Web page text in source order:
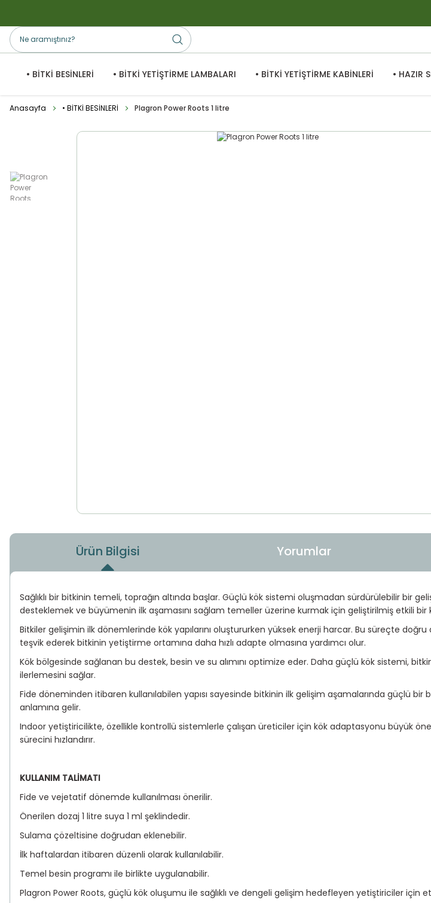
• BİTKİ BESİNLERİ • BİTKİ YETİŞTİRME LAMBALARI • BİTKİ YETİŞTİRME KABİNLERİ • HAZIR
Anasayfa • BİTKİ BESİNLERİ Plagron Power Roots 1 litre
Ürün Bilgisi Yorumlar
Sağlıklı bir bitkinin temeli, toprağın altında başlar. Güçlü kök sistemi oluşmadan sürdürülebilir bir
desteklemek ve büyümenin ilk aşamasını sağlam temeller üzerine kurmak için geliştirilmiş etkili bir
Bitkiler gelişimin ilk dönemlerinde kök yapılarını oluştururken yüksek enerji harcar. Bu süreçte
teşvik ederek bitkinin yetiştirme ortamına daha hızlı adapte olmasına yardımcı olur.
Kök bölgesinde sağlanan bu destek, besin ve su alımını optimize eder. Daha güçlü kök sistemi,
ilerlemesini sağlar.
Fide döneminden itibaren kullanılabilen yapısı sayesinde bitkinin ilk gelişim aşamalarında güçlü
anlamına gelir.
Indoor yetiştiricilikte, özellikle kontrollü sistemlerle çalışan üreticiler için kök adaptasyonu büyük
sürecini hızlandırır.
KULLANIM TALİMATI
Fide ve vejetatif dönemde kullanılması önerilir.
Önerilen dozaj 1 litre suya 1 ml şeklindedir.
Sulama çözeltisine doğrudan eklenebilir.
İlk haftalardan itibaren düzenli olarak kullanılabilir.
Temel besin programı ile birlikte uygulanabilir.
Plagron Power Roots, güçlü kök oluşumu ile sağlıklı ve dengeli gelişim hedefleyen yetiştiriciler için